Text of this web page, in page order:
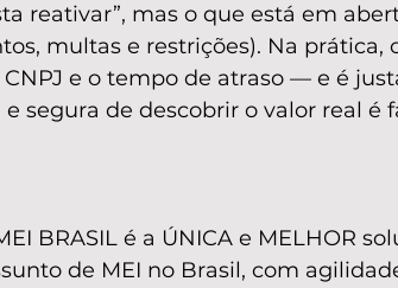
reativar”, mas o que está em
multas e restrições). Na prática,
e o tempo de atraso — e é
segura de descobrir o valor real é
BRASIL é a ÚNICA e MELHOR
de MEI no Brasil, com